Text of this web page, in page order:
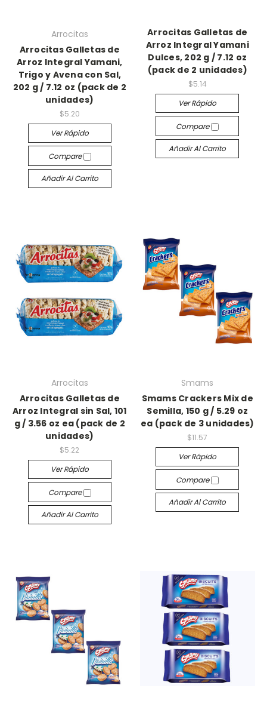
Arrocitas
Arrocitas Galletas de
Arroz Integral Yamani,
Trigo y Avena con Sal,
202 g / 7.12 oz (pack de 2
unidades)
$5.20
Ver Rápido
Compare
Añadir Al Carrito
Arrocitas Galletas de
Arroz Integral Yamani
Dulces, 202 g / 7.12 oz
(pack de 2 unidades)
$5.14
Ver Rápido
Compare
Añadir Al Carrito
Arrocitas
Arrocitas Galletas de
Arroz Integral sin Sal, 101
g / 3.56 oz ea (pack de 2
unidades)
$5.22
Ver Rápido
Compare
Añadir Al Carrito
Smams
Smams Crackers Mix de
Semilla, 150 g / 5.29 oz
ea (pack de 3 unidades)
$11.57
Ver Rápido
Compare
Añadir Al Carrito